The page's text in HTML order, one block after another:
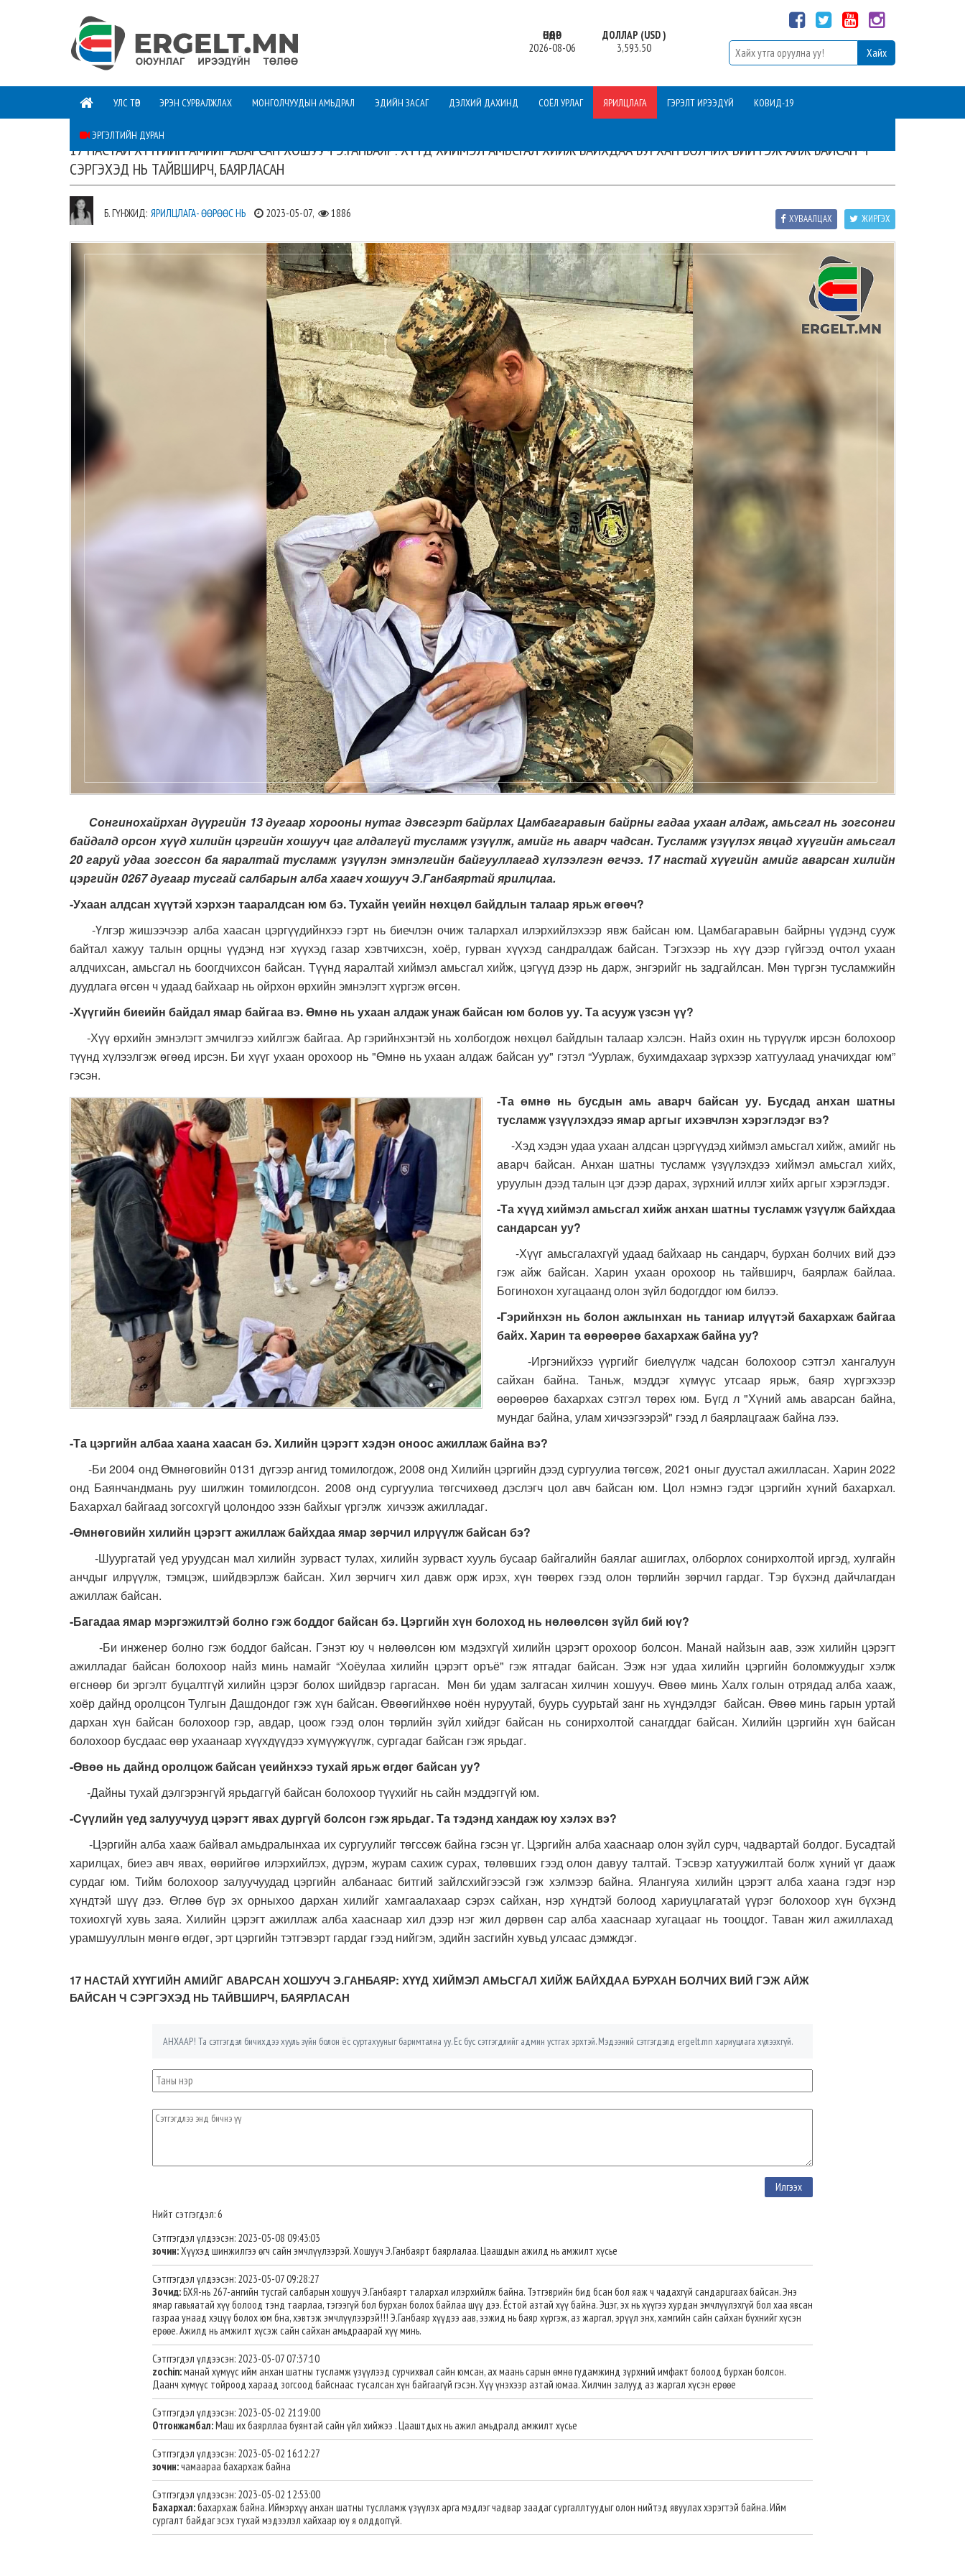
ӨНӨӨДӨР
2026-08-06
ДОЛЛАР (USD )
3,593.50
УЛС ТӨР ЭРЭН СУРВАЛЖЛАХ МОНГОЛЧУУДЫН АМЬДРАЛ ЭДИЙН ЗАСАГ ДЭЛХИЙ ДАХИНД СОЁЛ УРЛАГ ЯРИЛЦЛАГА ГЭРЭЛТ ИРЭЭДҮЙ КОВИД-19
ЭРГЭЛТИЙН ДУРАН
17 НАСТАЙ ХҮҮГИЙН АМИЙГ АВАРСАН ХОШУУЧ Э.ГАНБАЯР: ХҮҮД ХИЙМЭЛ АМЬСГАЛ ХИЙЖ БАЙХДАА БУРХАН БОЛЧИХ ВИЙ ГЭЖ АЙЖ БАЙСАН Ч
СЭРГЭХЭД НЬ ТАЙВШИРЧ, БАЯРЛАСАН
Б. ГҮНЖИД: ЯРИЛЦЛАГА- ӨӨРӨӨС НЬ 2023-05-07, 1886 ЖИРГЭХ
ХУВААЛЦАХ
Сонгинохайрхан дүүргийн 13 дугаар хорооны нутаг дэвсгэрт байрлах Цамбагаравын байрны гадаа ухаан алдаж, амьсгал нь зогсонги
байдалд орсон хүүд хилийн цэргийн хошууч цаг алдалгүй тусламж үзүүлж, амийг нь аварч чадсан. Тусламж үзүүлэх явцад хүүгийн амьсгал
20 гаруй удаа зогссон ба яаралтай тусламж үзүүлэн эмнэлгийн байгууллагад хүлээлгэн өгчээ. 17 настай хүүгийн амийг аварсан хилийн
цэргийн 0267 дугаар тусгай салбарын алба хаагч хошууч Э.Ганбаяртай ярилцлаа.
-Ухаан алдсан хүүтэй хэрхэн тааралдсан юм бэ. Тухайн үеийн нөхцөл байдлын талаар ярьж өгөөч?
-Үлгэр жишээчээр алба хаасан цэргүүдийнхээ гэрт нь биечлэн очиж талархал илэрхийлэхээр явж байсан юм. Цамбагаравын байрны үүдэнд сууж
байтал хажуу талын орцны үүдэнд нэг хүүхэд газар хэвтчихсэн, хоёр, гурван хүүхэд сандралдаж байсан. Тэгэхээр нь хүү дээр гүйгээд очтол ухаан
алдчихсан, амьсгал нь боогдчихсон байсан. Түүнд яаралтай хиймэл амьсгал хийж, цэгүүд дээр нь дарж, энгэрийг нь задгайлсан. Мөн түргэн тусламжийн
дуудлага өгсөн ч удаад байхаар нь ойрхон өрхийн эмнэлэгт хүргэж өгсөн.
-Хүүгийн биеийн байдал ямар байгаа вэ. Өмнө нь ухаан алдаж унаж байсан юм болов уу. Та асууж үзсэн үү?
-Хүү өрхийн эмнэлэгт эмчилгээ хийлгэж байгаа. Ар гэрийнхэнтэй нь холбогдож нөхцөл байдлын талаар хэлсэн. Найз охин нь түрүүлж ирсэн болохоор
түүнд хүлээлгэж өгөөд ирсэн. Би хүүг ухаан орохоор нь "Өмнө нь ухаан алдаж байсан уу" гэтэл “Уурлаж, бухимдахаар зүрхээр хатгуулаад уначихдаг юм”
гэсэн.
-Та өмнө нь бусдын амь аварч байсан уу. Бусдад анхан шатны
тусламж үзүүлэхдээ ямар аргыг ихэвчлэн хэрэглэдэг вэ?
-Хэд хэдэн удаа ухаан алдсан цэргүүдэд хиймэл амьсгал хийж, амийг нь
аварч байсан. Анхан шатны тусламж үзүүлэхдээ хиймэл амьсгал хийх,
уруулын дээд талын цэг дээр дарах, зүрхний иллэг хийх аргыг хэрэглэдэг.
-Та хүүд хиймэл амьсгал хийж анхан шатны тусламж үзүүлж байхдаа
сандарсан уу?
-Хүүг амьсгалахгүй удаад байхаар нь сандарч, бурхан болчих вий дээ
гэж айж байсан. Харин ухаан орохоор нь тайвширч, баярлаж байлаа.
Богинохон хугацаанд олон зүйл бодогддог юм билээ.
-Гэрийнхэн нь болон ажлынхан нь таниар илүүтэй бахархаж байгаа
байх. Харин та өөрөөрөө бахархаж байна уу?
-Иргэнийхээ үүргийг биелүүлж чадсан болохоор сэтгэл хангалуун
сайхан байна. Таньж, мэддэг хүмүүс утсаар ярьж, баяр хүргэхээр
өөрөөрөө бахархах сэтгэл төрөх юм. Бүгд л "Хүний амь аварсан байна,
мундаг байна, улам хичээгээрэй" гээд л баярлацгааж байна лээ.
-Та цэргийн албаа хаана хаасан бэ. Хилийн цэрэгт хэдэн оноос ажиллаж байна вэ?
-Би 2004 онд Өмнөговийн 0131 дүгээр ангид томилогдож, 2008 онд Хилийн цэргийн дээд сургуулиа төгсөж, 2021 оныг дуустал ажилласан. Харин 2022
онд Баянчандмань руу шилжин томилогдсон. 2008 онд сургуулиа төгсчихөөд дэслэгч цол авч байсан юм. Цол нэмнэ гэдэг цэргийн хүний бахархал.
Бахархал байгаад зогсохгүй цолондоо эзэн байхыг үргэлж хичээж ажилладаг.
-Өмнөговийн хилийн цэрэгт ажиллаж байхдаа ямар зөрчил илрүүлж байсан бэ?
-Шуургатай үед уруудсан мал хилийн зурваст тулах, хилийн зурваст хууль бусаар байгалийн баялаг ашиглах, олборлох сонирхолтой иргэд, хулгайн
анчдыг илрүүлж, тэмцэж, шийдвэрлэж байсан. Хил зөрчигч хил давж орж ирэх, хүн төөрөх гээд олон төрлийн зөрчил гардаг. Тэр бүхэнд дайчлагдан
ажиллаж байсан.
-Багадаа ямар мэргэжилтэй болно гэж боддог байсан бэ. Цэргийн хүн болоход нь нөлөөлсөн зүйл бий юү?
-Би инженер болно гэж боддог байсан. Гэнэт юу ч нөлөөлсөн юм мэдэхгүй хилийн цэрэгт орохоор болсон. Манай найзын аав, ээж хилийн цэрэгт
ажилладаг байсан болохоор найз минь намайг “Хоёулаа хилийн цэрэгт оръё" гэж ятгадаг байсан. Ээж нэг удаа хилийн цэргийн боломжуудыг хэлж
өгснөөр би эргэлт буцалтгүй хилийн цэрэг болох шийдвэр гаргасан. Мөн би удам залгасан хилчин хошууч. Өвөө минь Халх голын отрядад алба хааж,
хоёр дайнд оролцсон Тулгын Дашдондог гэж хүн байсан. Өвөөгийнхөө ноён нуруутай, буурь суурьтай занг нь хүндэлдэг байсан. Өвөө минь гарын уртай
дархан хүн байсан болохоор гэр, авдар, цоож гээд олон төрлийн зүйл хийдэг байсан нь сонирхолтой санагддаг байсан. Хилийн цэргийн хүн байсан
болохоор бусдаас өөр ухаанаар хүүхдүүдээ хүмүүжүүлж, сургадаг байсан гэж ярьдаг.
-Өвөө нь дайнд оролцож байсан үеийнхээ тухай ярьж өгдөг байсан уу?
-Дайны тухай дэлгэрэнгүй ярьдаггүй байсан болохоор түүхийг нь сайн мэддэггүй юм.
-Сүүлийн үед залуучууд цэрэгт явах дургүй болсон гэж ярьдаг. Та тэдэнд хандаж юу хэлэх вэ?
-Цэргийн алба хааж байвал амьдралынхаа их сургуулийг төгссөж байна гэсэн үг. Цэргийн алба хааснаар олон зүйл сурч, чадвартай болдог. Бусадтай
харилцах, биеэ авч явах, өөрийгөө илэрхийлэх, дүрэм, журам сахиж сурах, төлөвших гээд олон давуу талтай. Тэсвэр хатуужилтай болж хүний үг дааж
сурдаг юм. Тийм болохоор залуучуудад цэргийн албанаас битгий зайлсхийгээсэй гэж хэлмээр байна. Ялангуяа хилийн цэрэгт алба хаана гэдэг нэр
хүндтэй шүү дээ. Өглөө бүр эх орныхоо дархан хилийг хамгаалахаар сэрэх сайхан, нэр хүндтэй болоод хариуцлагатай үүрэг болохоор хүн бүхэнд
тохиохгүй хувь заяа. Хилийн цэрэгт ажиллаж алба хааснаар хил дээр нэг жил дөрвөн сар алба хааснаар хугацааг нь тооцдог. Таван жил ажиллахад
урамшууллын мөнгө өгдөг, эрт цэргийн тэтгэвэрт гардаг гээд нийгэм, эдийн засгийн хувьд улсаас дэмждэг.
17 НАСТАЙ ХҮҮГИЙН АМИЙГ АВАРСАН ХОШУУЧ Э.ГАНБАЯР: ХҮҮД ХИЙМЭЛ АМЬСГАЛ ХИЙЖ БАЙХДАА БУРХАН БОЛЧИХ ВИЙ ГЭЖ АЙЖ
БАЙСАН Ч СЭРГЭХЭД НЬ ТАЙВШИРЧ, БАЯРЛАСАН
АНХААР! Та сэтгэгдэл бичихдээ хууль зүйн болон ёс суртахууныг баримтална уу. Ёс бус сэтгэгдлийг админ устгах эрхтэй. Мэдээний сэтгэгдэлд ergelt.mn хариуцлага хүлээхгүй.
Нийт сэтгэгдэл: 6
Сэтггэгдэл үлдээсэн: 2023-05-08 09:43:03
зочин:Хүүхэд шинжилгээ өгч сайн эмчлүүлээрэй. Хошууч Э.Ганбаярт баярлалаа. Цаашдын ажилд нь амжилт хүсье
Сэтггэгдэл үлдээсэн: 2023-05-07 09:28:27
Зочид:БХЯ-нь 267-ангийн тусгай салбарын хошууч Э.Ганбаярт талархал илэрхийлж байна. Тэтгэврийн бид бсан бол яаж ч чадахгүй сандарцгаах байсан. Энэ
ямар гавьяатай хүү болоод тэнд таарлаа, тэгээгүй бол бурхан болох байлаа шүү дээ. Ёстой азтай хүү байна. Эцэг, эх нь хүүгээ хурдан эмчлүүлэхгүй бол хаа явсан
газраа унаад хэцүү болох юм бна, хэвтэж эмчлүүлээрэй!!! Э.Ганбаяр хүүдээ аав, ээжид нь баяр хүргэж, аз жаргал, эрүүл энх, хамгийн сайн сайхан бүхнийг хүсэн
ерөөе. Ажилд нь амжилт хүсэж сайн сайхан амьдраарай хүү минь.
Сэтггэгдэл үлдээсэн: 2023-05-07 07:37:10
zochin:манай хүмүүс ийм анхан шатны тусламж үзүүлээд сурчихвал сайн юмсан, ах маань сарын өмнө гудамжинд зүрхний имфакт болоод бурхан болсон.
Даанч хүмүүс тойроод хараад зогсоод байснаас тусалсан хүн байгаагүй гэсэн. Хүү үнэхээр азтай юмаа. Хилчин залууд аз жаргал хүсэн ерөөе
Сэтггэгдэл үлдээсэн: 2023-05-02 21:19:00
Отгонжамбал:Маш их баярллаа буянтай сайн үйл хийжээ . Цааштдых нь ажил амьдралд амжилт хүсье
Сэтггэгдэл үлдээсэн: 2023-05-02 16:12:27
зочин:чамаараа бахархаж байна
Сэтггэгдэл үлдээсэн: 2023-05-02 12:53:00
Бахархал:бахархаж байна. Иймэрхүү анхан шатны туслламж үзүүлэх арга мэдлэг чадвар заадаг сургаллтуудыг олон нийтэд явуулах хэрэгтэй байна. Ийм
сургалт байдаг эсэх тухай мэдээлэл хайхаар юу я олддоггүй.